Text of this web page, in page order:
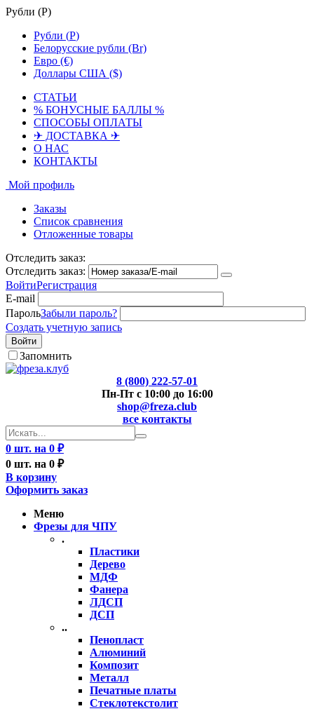
Рубли (Р)
Рубли (Р)
Белорусские рубли (Br)
Евро (€)
Доллары США ($)
СТАТЬИ
% БОНУСНЫЕ БАЛЛЫ %
СПОСОБЫ ОПЛАТЫ
✈ ДОСТАВКА ✈
О НАС
КОНТАКТЫ
Мой профиль
Заказы
Список сравнения
Отложенные товары
Отследить заказ:
Отследить заказ:
ВойтиРегистрация
E-mail
ПарольЗабыли пароль?
Создать учетную запись
Войти
Запомнить
8 (800) 222-57-01
Пн-Пт с 10:00 до 16:00
shop@freza.club
все контакты
0 шт. на 0 ₽
0 шт. на 0 ₽
В корзину
Оформить заказ
Меню
Фрезы для ЧПУ
.
Пластики
Дерево
МДФ
Фанера
ЛДСП
ДСП
..
Пенопласт
Алюминий
Композит
Металл
Печатные платы
Стеклотекстолит